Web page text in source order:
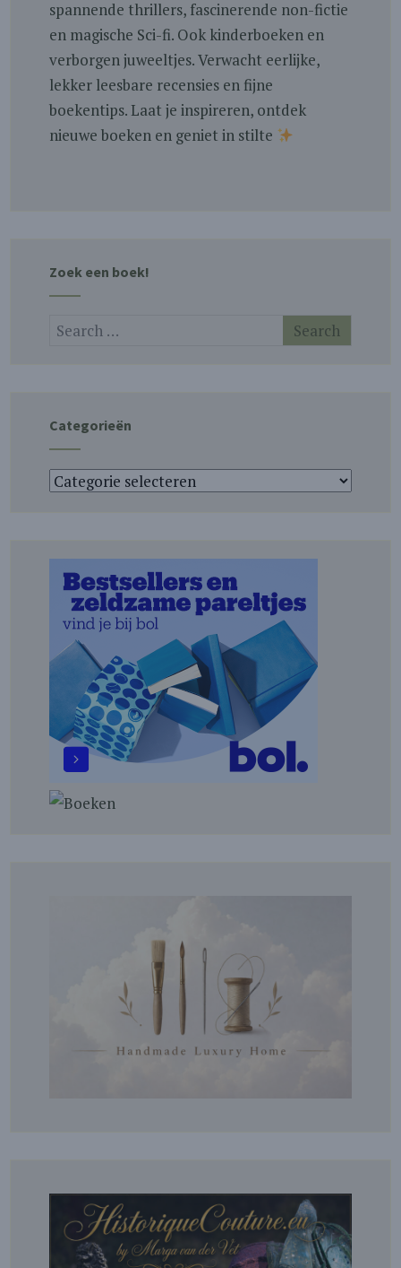
spannende thrillers, fascinerende non-fictie
en magische Sci-fi. Ook kinderboeken en
verborgen juweeltjes. Verwacht eerlijke,
lekker leesbare recensies en fijne
boekentips. Laat je inspireren, ontdek
nieuwe boeken en geniet in stilte
Zoek een boek!
Categorieën
Categorieën